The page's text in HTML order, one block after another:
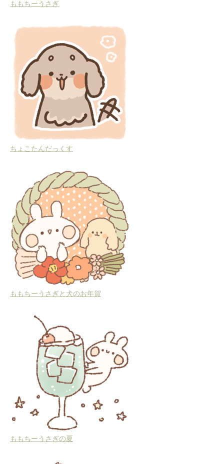
ももちーうさぎ
ちょこたんだっくす
ももちーうさぎと犬のお年賀
ももちーうさぎの夏